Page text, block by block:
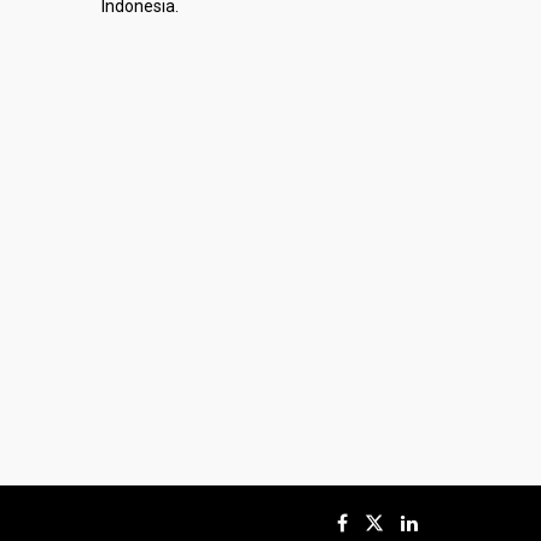
Indonesia.